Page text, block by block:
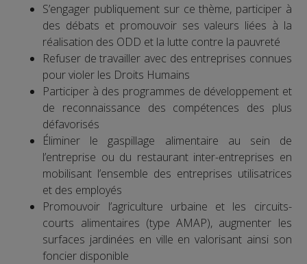
S’engager publiquement sur ce thème, participer à
des débats et promouvoir ses valeurs liées à la
réalisation des ODD et la lutte contre la pauvreté
Refuser de travailler avec des entreprises connues
pour violer les Droits Humains
Participer à des programmes de développement et
de reconnaissance des compétences des plus
défavorisés
Éliminer le gaspillage alimentaire au sein de
l’entreprise ou du restaurant inter-entreprises en
mobilisant l’ensemble des entreprises utilisatrices
et des employés
Promouvoir l’agriculture urbaine et les circuits-
courts alimentaires (type AMAP), augmenter les
surfaces jardinées en ville en valorisant ainsi son
foncier disponible